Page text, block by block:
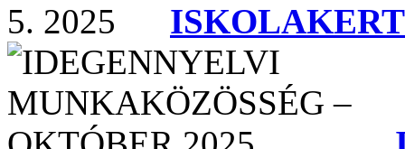
ISKOLAKERT